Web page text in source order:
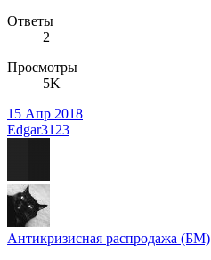
Ответы
2
Просмотры
5K
15 Апр 2018
Edgar3123
Антикризисная распродажа (БМ)